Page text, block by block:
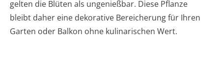
gelten die Blüten als ungenießbar. Diese Pflanze
bleibt daher eine dekorative Bereicherung für Ihren
Garten oder Balkon ohne kulinarischen Wert.